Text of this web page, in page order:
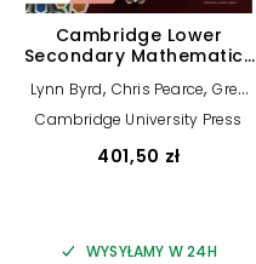
Cambridge Lower
Secondary Mathematics
with Digital Access
Lynn Byrd, Chris Pearce,Greg
Byrd
Cambridge University Press
401,50 zł
WYSYŁAMY W 24H